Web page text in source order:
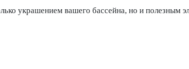
украшением вашего бассейна, но и полезным